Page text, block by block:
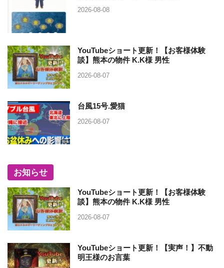
2026-08-08
YouTubeショート更新！【お客様体験
談】熊本の物件 K.K様 男性
2026-08-07
台風15号.愛猫
2026-08-07
お知らせ
YouTubeショート更新！【お客様体験
談】熊本の物件 K.K様 男性
2026-08-07
YouTubeショート更新！【実声！】不動
明王様のお言葉